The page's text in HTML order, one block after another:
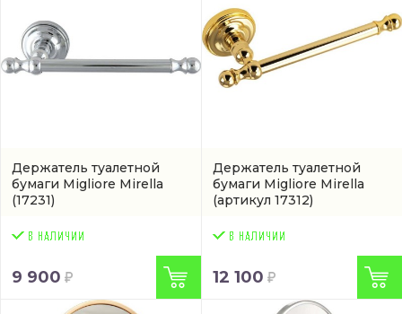
Держатель туалетной
бумаги Migliore Mirella
(17231)
9 900
Держатель туалетной
бумаги Migliore Mirella
(артикул 17312)
12 100